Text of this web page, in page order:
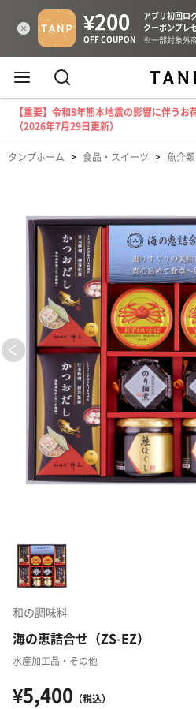
【重要】令和8年熊本地震の影響に伴う
（2026年7月29日更新）
タンプホーム > 食品・スイーツ > 魚介
和の調味料
海の恵詰合せ（ZS-EZ）
水産加工品・その他
¥5,400 （税込）